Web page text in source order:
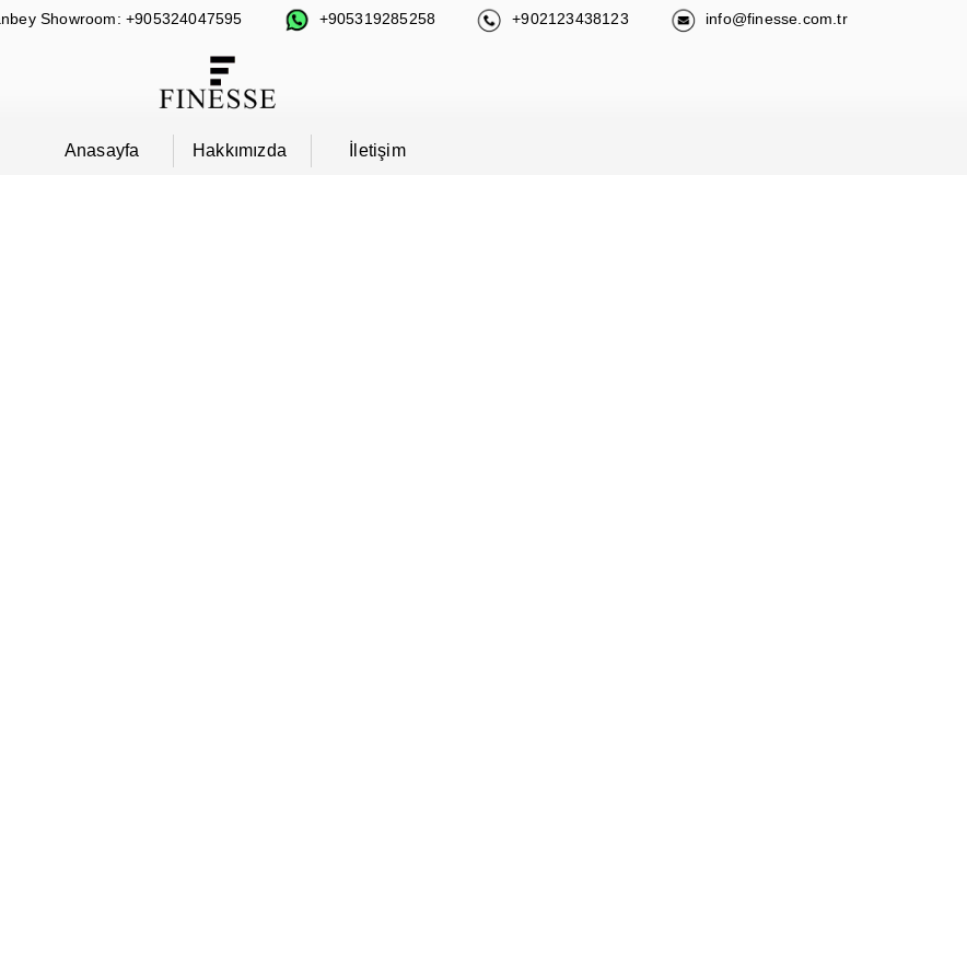
info@finesse.com.tr
+902123438123
+905319285258
Showroom: +905324047595
Anasayfa Hakkımızda İletişim